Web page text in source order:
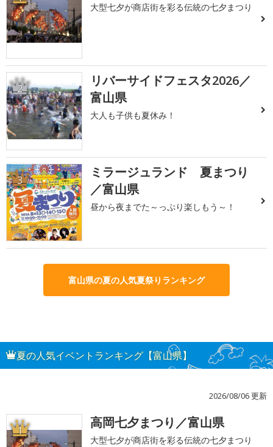
大型七夕が商店街を彩る伝統の七夕まつり
2
リバーサイドフェスタ2026／
富山県
大人も子供も夏休み！
3
ミラージュランド 夏まつり
／富山県
昼から夜までた～っぷり楽しもう～！
富山県の夏の人気夏祭りランキング
夏の人気イベントランキング【富山県】
2026/08/06 更新
1 高岡七夕まつり／富山県
大型七夕が商店街を彩る伝統の七夕まつり